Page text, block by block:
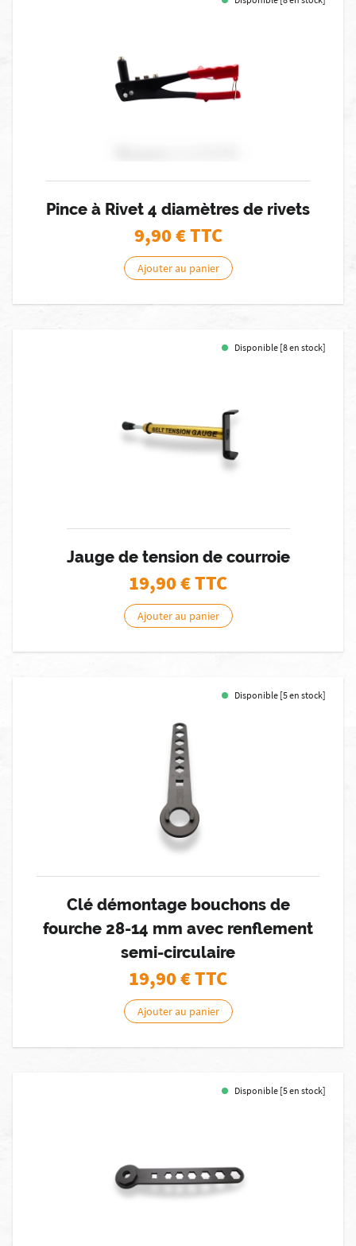
Pince à Rivet 4 diamètres de rivets
9,90€ TTC
Ajouter au panier
Disponible [8 en stock]
Jauge de tension de courroie
19,90€ TTC
Ajouter au panier
Disponible [5 en stock]
Clé démontage bouchons de
fourche 28-14 mm avec renflement
semi-circulaire
19,90€ TTC
Ajouter au panier
Disponible [5 en stock]